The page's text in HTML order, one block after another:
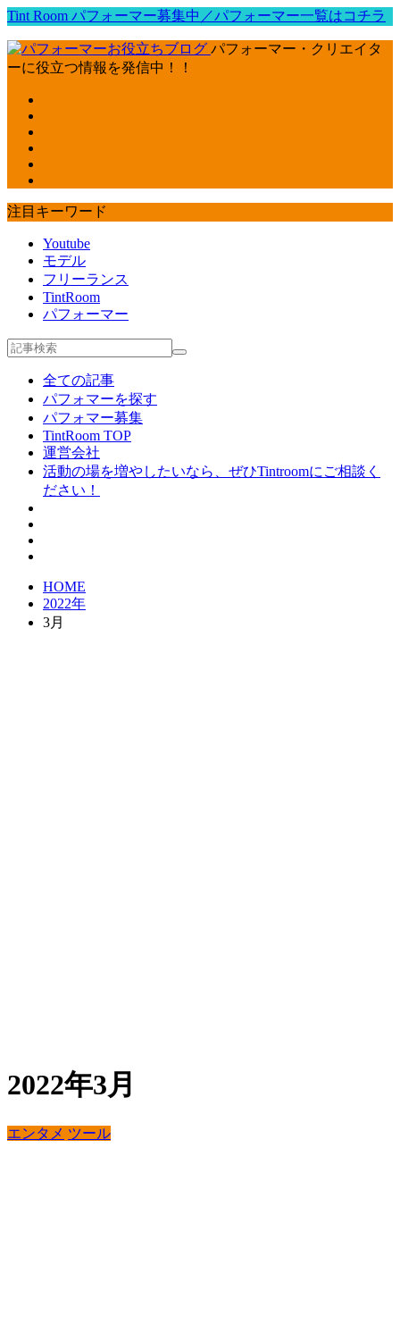
Tint Room パフォーマー募集中／パフォーマー一覧はコチラ
パフォーマー・クリエイタ
ーに役立つ情報を発信中！！
注目キーワード
Youtube
モデル
フリーランス
TintRoom
パフォーマー
全ての記事
パフォマーを探す
パフォマー募集
TintRoom TOP
運営会社
活動の場を増やしたいなら、ぜひTintroomにご相談く
ださい！
HOME
2022年
3月
2022年3月
エンタメ ツール